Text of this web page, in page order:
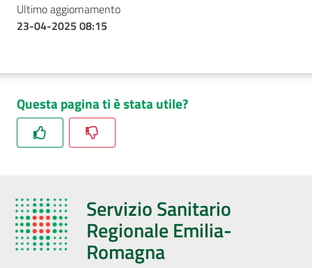
Ultimo aggiornamento
23-04-2025 08:15
Questa pagina ti è stata utile?
Servizio Sanitario
Regionale Emilia-
Romagna